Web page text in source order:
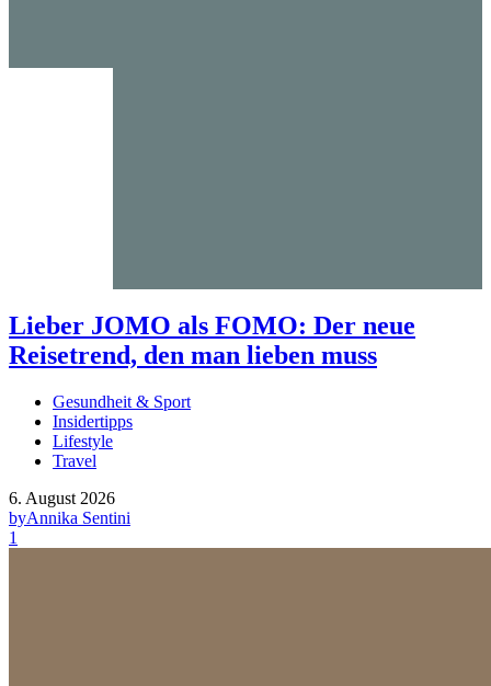
Lieber JOMO als FOMO: Der neue
Reisetrend, den man lieben muss
Gesundheit & Sport
Insidertipps
Lifestyle
Travel
6. August 2026
byAnnika Sentini
1